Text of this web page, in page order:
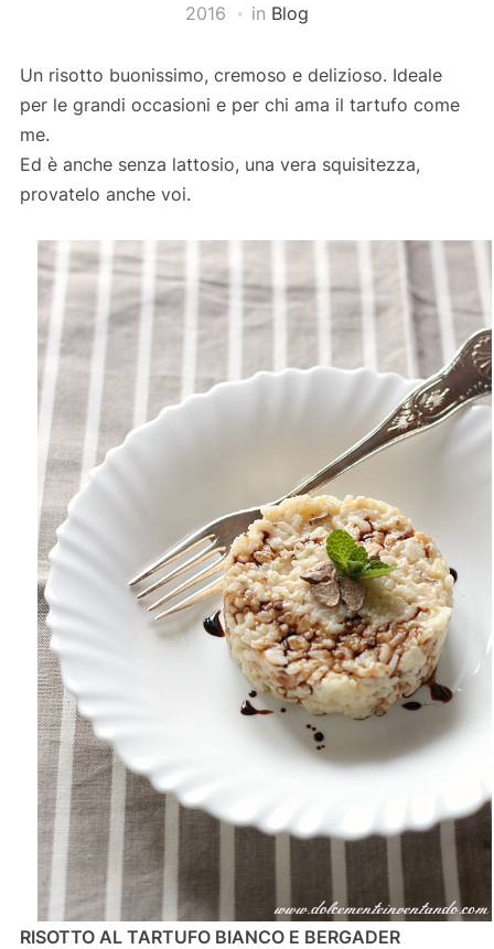
2016
in Blog
Un risotto buonissimo, cremoso e delizioso. Ideale
per le grandi occasioni e per chi ama il tartufo come
me.
Ed è anche senza lattosio, una vera squisitezza,
provatelo anche voi.
RISOTTO AL TARTUFO BIANCO E BERGADER